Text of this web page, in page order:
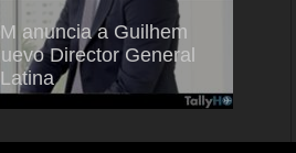
anuncia a Guilhem
Director General